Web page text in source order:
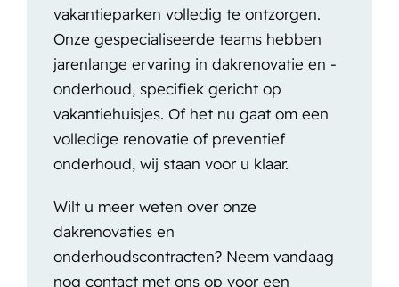
vakantieparken volledig te ontzorgen.
Onze gespecialiseerde teams hebben
jarenlange ervaring in dakrenovatie en -
onderhoud, specifiek gericht op
vakantiehuisjes. Of het nu gaat om een
volledige renovatie of preventief
onderhoud, wij staan voor u klaar.
Wilt u meer weten over onze
dakrenovaties en
onderhoudscontracten? Neem vandaag
nog contact met ons op voor een